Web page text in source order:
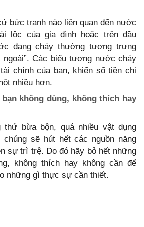
bức tranh nào liên quan đến nước
lộc của gia đình hoặc trên đầu
đang chảy thường tượng trưng
ngoài”. Các biểu tượng nước chảy
chính của bạn, khiến số tiền chi
nhiều hơn.
không dùng, không thích hay
bừa bộn, quá nhiều vật dụng
chúng sẽ hút hết các nguồn năng
sự trì trệ. Do đó hãy bỏ hết những
không thích hay không cần để
những gì thực sự cần thiết.